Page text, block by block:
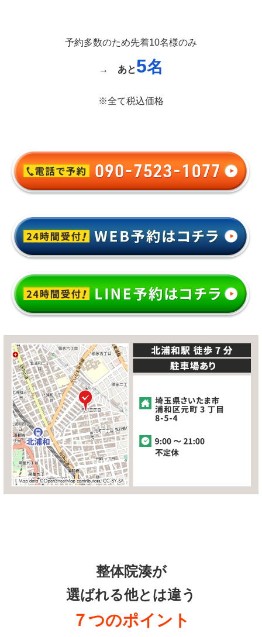
予約多数のため先着10名様のみ
→ あと5名
※全て税込価格
整体院湊が
選ばれる他とは違う
７つのポイント